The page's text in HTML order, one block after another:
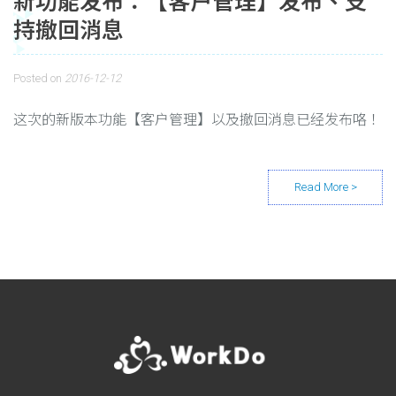
持撤回消息
Posted on 2016-12-12
这次的新版本功能【客户管理】以及撤回消息已经发布咯！
Posts navigation